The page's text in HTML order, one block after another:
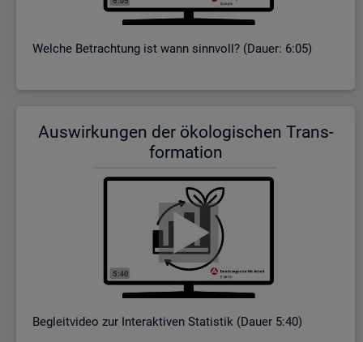
Wel­che Be­trach­tung ist wann sinn­voll? (Dauer: 6:05)
Aus­wir­kun­gen der öko­lo­gi­schen Trans­
for­ma­ti­on
Be­gleit­vi­deo zur In­ter­ak­ti­ven Sta­tis­tik (Dauer 5:40)